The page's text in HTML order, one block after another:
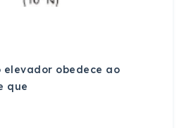
elevador obedece ao
que